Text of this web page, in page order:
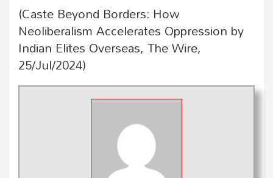
(Caste Beyond Borders: How
Neoliberalism Accelerates Oppression by
Indian Elites Overseas, The Wire,
25/Jul/2024)